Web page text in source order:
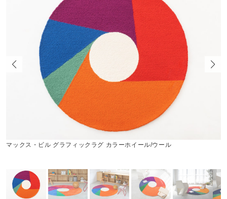
マックス・ビル グラフィックラグ カラーホイール/ウール